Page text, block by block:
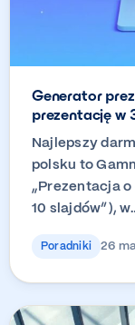
Generator
prezentację w
Najlepszy
polsku to
„Prezentacja
10 slajdów”),
Poradniki 26